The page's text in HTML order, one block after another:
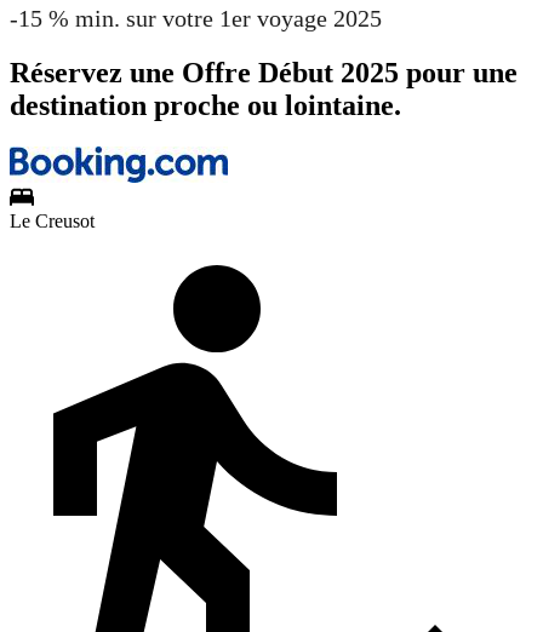
-15 % min. sur votre 1er voyage 2025
Réservez une Offre Début 2025 pour une
destination proche ou lointaine.
Le Creusot